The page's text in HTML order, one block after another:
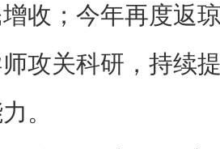
收；今年再度返
攻关科研，持续
。